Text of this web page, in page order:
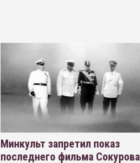
Минкульт запретил показ
последнего фильма Сокурова